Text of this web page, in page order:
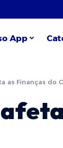
App
as Finanças do